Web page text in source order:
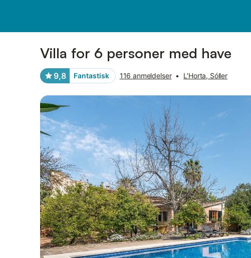
Villa for 6 personer med have
9,8 Fantastisk 116 anmeldelser • L'Horta, Sóller